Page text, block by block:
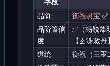
字段
品阶 衡祝灵宝 ✅
品阶置信
度
✅（杨锐藻
【玄洙敕
道统
衡祝（三巫